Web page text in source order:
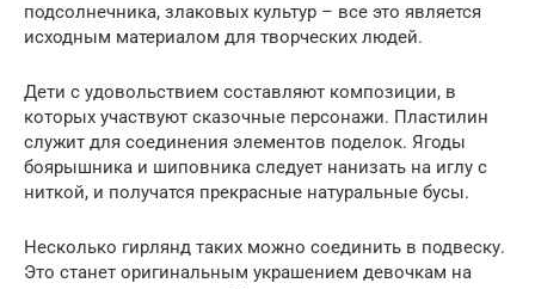
подсолнечника, злаковых культур – все это является
исходным материалом для творческих людей.
Дети с удовольствием составляют композиции, в
которых участвуют сказочные персонажи. Пластилин
служит для соединения элементов поделок. Ягоды
боярышника и шиповника следует нанизать на иглу с
ниткой, и получатся прекрасные натуральные бусы.
Несколько гирлянд таких можно соединить в подвеску.
Это станет оригинальным украшением девочкам на